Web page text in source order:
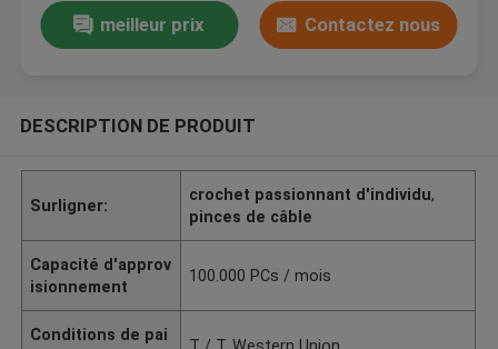
meilleur prix Contactez nous
DESCRIPTION DE PRODUIT
Surligner:
crochet passionnant d'individu,
pinces de câble
Capacité d'approv
isionnement
100.000 PCs / mois
Conditions de pai
T / T, Western Union